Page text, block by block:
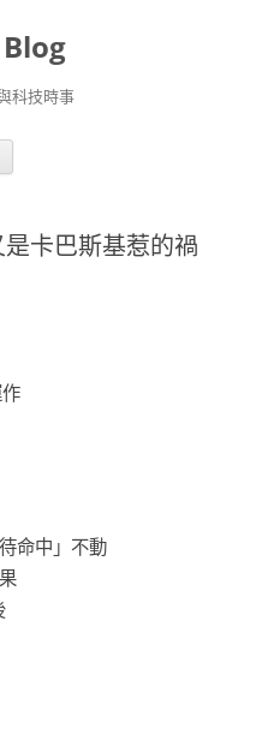
科技時事
容 卡巴斯基惹的禍
命中」不動